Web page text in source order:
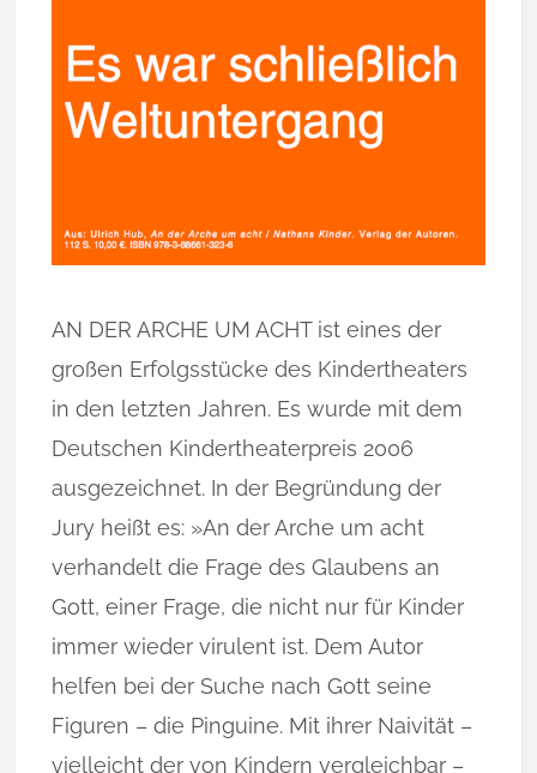
AN DER ARCHE UM ACHT ist eines der
großen Erfolgsstücke des Kindertheaters
in den letzten Jahren. Es wurde mit dem
Deutschen Kindertheaterpreis 2006
ausgezeichnet. In der Begründung der
Jury heißt es: »An der Arche um acht
verhandelt die Frage des Glaubens an
Gott, einer Frage, die nicht nur für Kinder
immer wieder virulent ist. Dem Autor
helfen bei der Suche nach Gott seine
Figuren – die Pinguine. Mit ihrer Naivität –
vielleicht der von Kindern vergleichbar –